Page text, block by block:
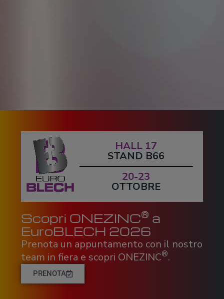
HALL 17
STAND B66
20-23
OTTOBRE
Scopri ONEZINC® a
EuroBLECH 2026
Prenota un appuntamento con il nostro
team in fiera e scopri ONEZINC®.
PRENOTA